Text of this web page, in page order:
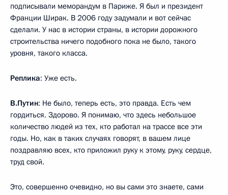
подписывали меморандум в Париже. Я был и президент
Франции Ширак. В 2006 году задумали и вот сейчас
сделали. У нас в истории страны, в истории дорожного
строительства ничего подобного пока не было, такого
уровня, такого класса.
Реплика: Уже есть.
В.Путин: Не было, теперь есть, это правда. Есть чем
гордиться. Здорово. Я понимаю, что здесь небольшое
количество людей из тех, кто работал на трассе все эти
годы. Но, как в таких случаях говорят, в вашем лице
поздравляю всех, кто приложил руку к этому, руку, сердце,
труд свой.
Это, совершенно очевидно, но вы сами это знаете, сами